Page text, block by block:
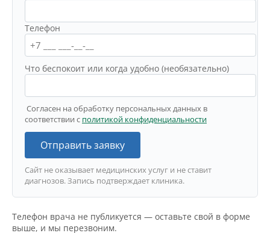
Телефон
Что беспокоит или когда удобно (необязательно)
Согласен на обработку персональных данных в
соответствии с политикой конфиденциальности
Отправить заявку
Сайт не оказывает медицинских услуг и не ставит
диагнозов. Запись подтверждает клиника.
Телефон врача не публикуется — оставьте свой в форме
выше, и мы перезвоним.